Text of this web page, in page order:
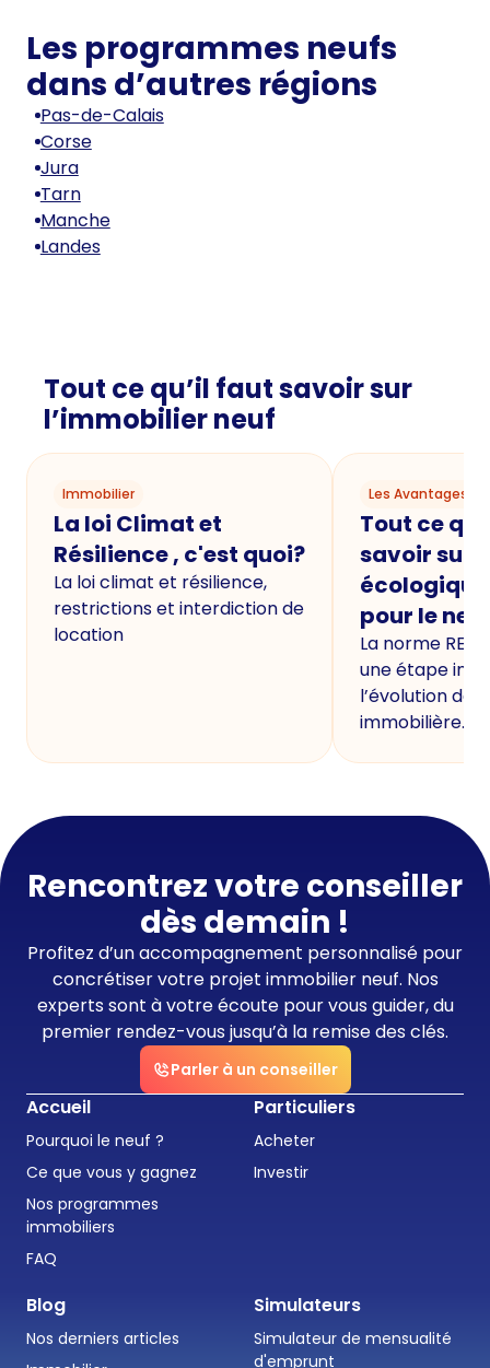
Les programmes neufs
dans d’autres régions
Pas-de-Calais
Corse
Jura
Tarn
Manche
Landes
Tout ce qu’il faut savoir sur
l’immobilier neuf
Immobilier
La loi Climat et
Résilience , c'est quoi?
La loi climat et résilience,
restrictions et interdiction de
location
Les Avantages
Tout ce
savoir sur
écologique
pour le
La norme
une étape
l’évolution de
immobilière.
Rencontrez votre conseiller
dès demain !
Profitez d’un accompagnement personnalisé pour
concrétiser votre projet immobilier neuf. Nos
experts sont à votre écoute pour vous guider, du
premier rendez-vous jusqu’à la remise des clés.
Parler à un conseiller
Accueil
Pourquoi le neuf ?
Ce que vous y gagnez
Nos programmes
immobiliers
FAQ
Particuliers
Acheter
Investir
Blog
Nos derniers articles
Simulateurs
Simulateur de mensualité
d'emprunt